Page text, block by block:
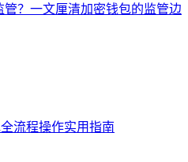
管？一文厘清加密钱包的监管边
流程操作实用指南